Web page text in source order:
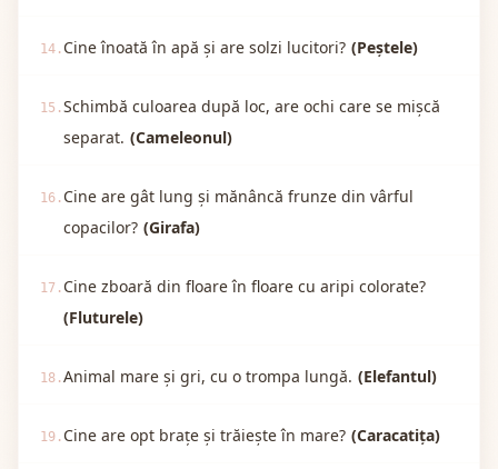
14. Cine înoată în apă și are solzi lucitori? (Peștele)
15.Schimbă culoarea după loc, are ochi care se mișcă
separat. (Cameleonul)
16. Cine are gât lung și mănâncă frunze din vârful
copacilor? (Girafa)
17. Cine zboară din floare în floare cu aripi colorate?
(Fluturele)
18.Animal mare și gri, cu o trompa lungă. (Elefantul)
19. Cine are opt brațe și trăiește în mare? (Caracatița)